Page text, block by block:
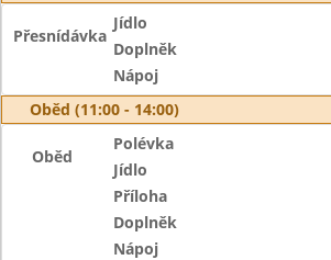
Přesnídávka
Jídlo
Doplněk
Nápoj
Oběd (11:00 - 14:00)
Oběd
Polévka
Jídlo
Příloha
Doplněk
Nápoj